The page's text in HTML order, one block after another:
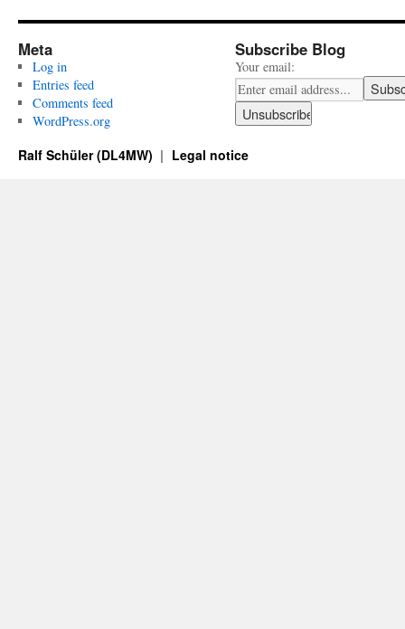
Meta
Log in
Entries feed
Comments feed
WordPress.org
Subscribe Blog
Your email:
Ralf Schüler (DL4MW) Legal notice